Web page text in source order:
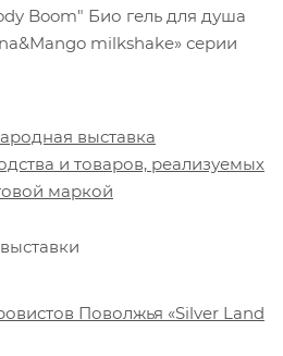
Boom" Био гель для душа
milkshake» серии
выставка
и товаров, реализуемых
маркой
Поволжья «Silver Land